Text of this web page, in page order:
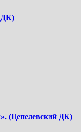
ДК)
(Цепелевский ДК)